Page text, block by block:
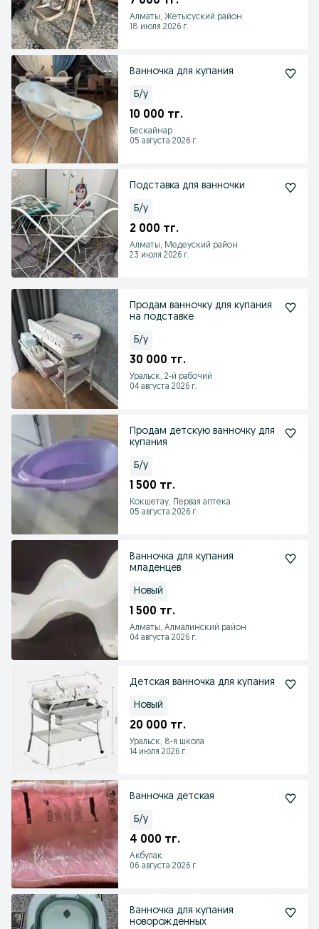
Алматы, Жетысуский район
18 июля 2026 г.
Ванночка для купания
Б/у
10 000 тг.
Бескайнар
05 августа 2026 г.
Подставка для ванночки
Б/у
2 000 тг.
Алматы, Медеуский район
23 июля 2026 г.
Продам ванночку для купания
на подставке
Б/у
30 000 тг.
Уральск, 2-й рабочий
04 августа 2026 г.
Продам детскую ванночку для
купания
Б/у
1 500 тг.
Кокшетау, Первая аптека
05 августа 2026 г.
Ванночка для купания
младенцев
Новый
1 500 тг.
Алматы, Алмалинский район
04 августа 2026 г.
Детская ванночка для купания
Новый
20 000 тг.
Уральск, 8-я школа
14 июля 2026 г.
Ванночка детская
Б/у
4 000 тг.
Акбулак
06 августа 2026 г.
Ванночка для купания
новорожденных